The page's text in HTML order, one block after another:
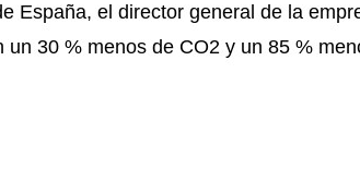
España, el director general de la
30 % menos de CO2 y un 85 %